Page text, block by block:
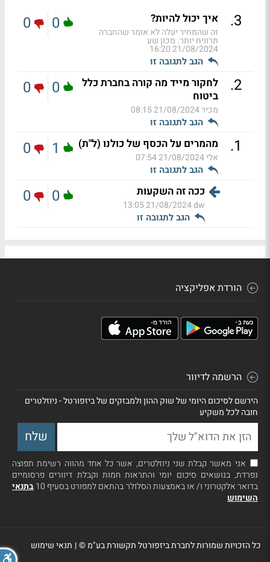
3
. איך יכול להיות?
זה שהמחיר יעלה לא אומר שהחברה
תרוויח יותר. מכון שע
21/08/2024 16:20
הגב לתגובה זו
0
0
2
.
לחקור מייד מה קורה בחברת כלל
ביטוח
מכיר21/08/2024 08:15
הגב לתגובה זו
0
0
1
. מהמרים על הכסף של כולנו (ל"ת)
אלי21/08/2024 07:54
הגב לתגובה זו
1
0
ככה זה השקעות
dw
21/08/2024 13:05
הגב לתגובה זו
0
0
הורדת אפליקציה
הרשמה לדיוור
הירשם לסיכום היומי של שוק ההון ולמבזקים של ביזפורטל - ניוזלטרים
חובה לכל משקיע
אני מאשר קבלת שני ניוזלטרים, אשר כל אחד מהווה רשימת תפוצה
נפרדת, בנושאים סיכום יומי והתראות חמות וקבלת דיוורים פרסומיים
בדואר אלקטרוני ו/ או באמצעות הסלולר בהתאם למפורט בסעיף 10
בתנאי
השימוש
כל הזכויות שמורות לחברת ביזפורטל תקשורת בע"מ ©| תנאי שימוש